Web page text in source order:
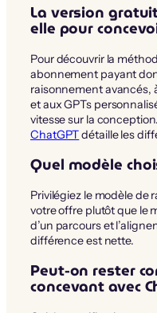
La version
elle pour
Pour découvrir la
abonnement payant
raisonnement avancés,
et aux GPTs
vitesse sur la
ChatGPTdétaille les
Quel modèle
Privilégiez le modèle de
votre offre plutôt que le
d’un parcours et
différence est nette.
Peut-on rester
concevant avec